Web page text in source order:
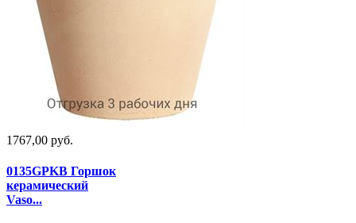
1767,00 руб.
0135GPKB Горшок
керамический
Vaso...